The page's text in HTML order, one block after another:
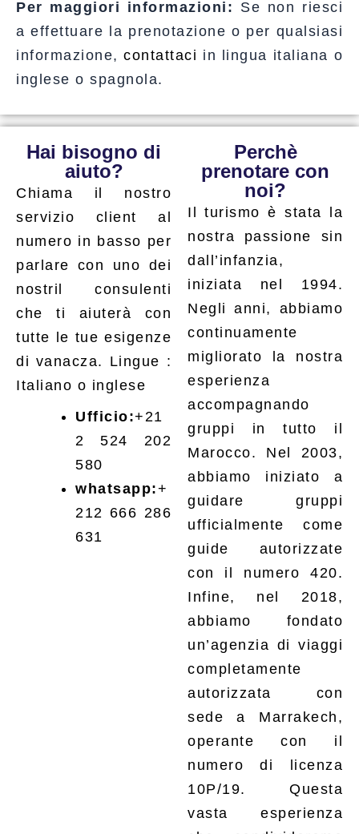
Per maggiori informazioni: Se non riesci
a effettuare la prenotazione o per qualsiasi
informazione,contattaci in lingua italiana o
inglese o spagnola.
Hai bisogno di
aiuto?
Chiama il nostro
servizio client al
numero in basso per
parlare con uno dei
nostril consulenti
che ti aiuterà con
tutte le tue esigenze
di vanacza. Lingue :
Italiano o inglese
Ufficio:+21
2 524 202
580
whatsapp:+
212 666 286
631
Perchè
prenotare con
noi?
Il turismo è stata la
nostra passione sin
dall’infanzia,
iniziata nel 1994.
Negli anni, abbiamo
continuamente
migliorato la nostra
esperienza
accompagnando
gruppi in tutto il
Marocco. Nel 2003,
abbiamo iniziato a
guidare gruppi
ufficialmente come
guide autorizzate
con il numero 420.
Infine, nel 2018,
abbiamo fondato
un’agenzia di viaggi
completamente
autorizzata con
sede a Marrakech,
operante con il
numero di licenza
10P/19. Questa
vasta esperienza